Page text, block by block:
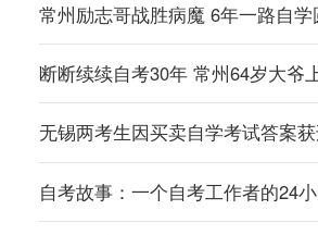
常州励志哥战胜病魔 6年一路自学
断断续续自考30年 常州64岁大爷
无锡两考生因买卖自学考试答案
自考故事：一个自考工作者的24